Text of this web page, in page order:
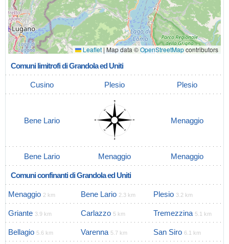
Leaflet | Map data ©OpenStreetMapcontributors
Comuni limitrofi di Grandola ed Uniti
Cusino Plesio Plesio
Bene Lario Menaggio
Bene Lario Menaggio Menaggio
Comuni confinanti di Grandola ed Uniti
Menaggio 2 km Bene Lario 2.3 km Plesio 3.2 km
Griante 3.9 km Carlazzo 5 km Tremezzina 5.1 km
Bellagio 5.6 km Varenna 5.7 km San Siro 6.1 km